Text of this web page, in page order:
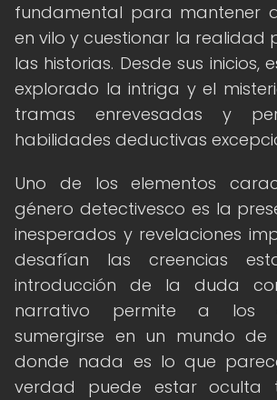
fundamental para mantener
en vilo y cuestionar la realidad
las historias. Desde sus inicios,
explorado la intriga y el
tramas enrevesadas y
habilidades deductivas
Uno de los elementos
género detectivesco es la
inesperados y revelaciones
desafían las creencias
introducción de la duda
narrativo permite a los
sumergirse en un mundo de
donde nada es lo que
verdad puede estar oculta